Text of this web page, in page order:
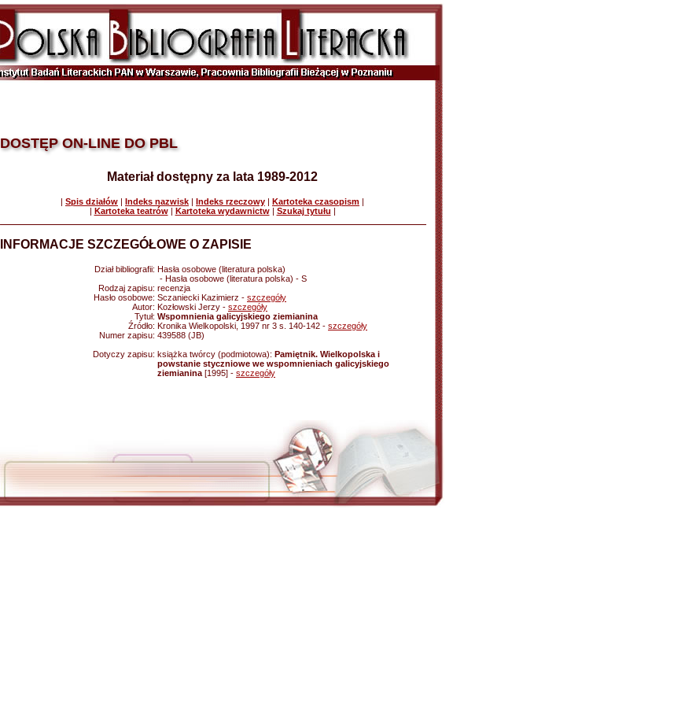
DOSTĘP ON-LINE DO PBL
Materiał dostępny za lata 1989-2012
| Spis działów | Indeks nazwisk | Indeks rzeczowy | Kartoteka czasopism |
| Kartoteka teatrów| Kartoteka wydawnictw| Szukaj tytułu |
INFORMACJE SZCZEGÓŁOWE O ZAPISIE
Dział bibliografii: Hasła osobowe (literatura polska)
- Hasła osobowe (literatura polska) - S
Rodzaj zapisu: recenzja
Hasło osobowe: Sczaniecki Kazimierz - szczegóły
Autor: Kozłowski Jerzy - szczegóły
Tytuł: Wspomnienia galicyjskiego ziemianina
Źródło: Kronika Wielkopolski, 1997 nr 3 s. 140-142 - szczegóły
Numer zapisu: 439588 (JB)
Dotyczy zapisu: książka twórcy (podmiotowa): Pamiętnik. Wielkopolska i
powstanie styczniowe we wspomnieniach galicyjskiego
ziemianina [1995] - szczegóły